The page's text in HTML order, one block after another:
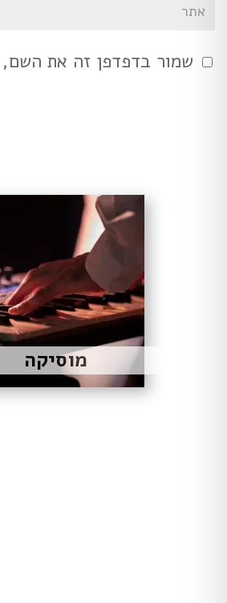
שמור בדפדפן זה את
מוסיקה